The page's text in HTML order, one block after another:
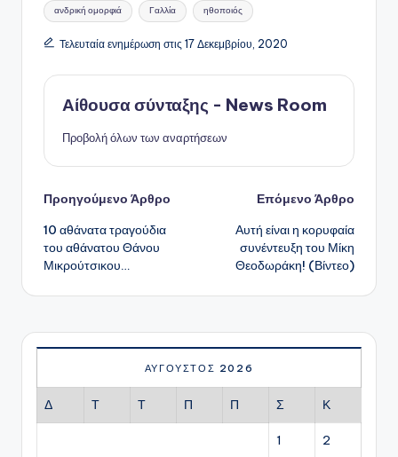
ανδρική ομορφιά Γαλλία ηθοποιός
Τελευταία ενημέρωση στις 17 Δεκεμβρίου, 2020
Αίθουσα σύνταξης - News Room
Προβολή όλων των αναρτήσεων
Πλοήγηση
δημοσιεύσεων
Προηγούμενο Άρθρο
10 αθάνατα τραγούδια
του αθάνατου Θάνου
Μικρούτσικου…
Επόμενο Άρθρο
Αυτή είναι η κορυφαία
συνέντευξη του Μίκη
Θεοδωράκη! (Βίντεο)
ΑΎΓΟΥΣΤΟΣ 2026
Δ Τ Τ Π Π Σ Κ
1 2